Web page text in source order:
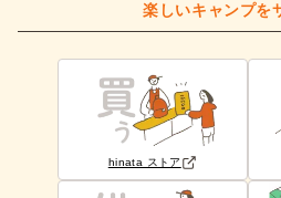
楽しいキャンプを
hinata ストア